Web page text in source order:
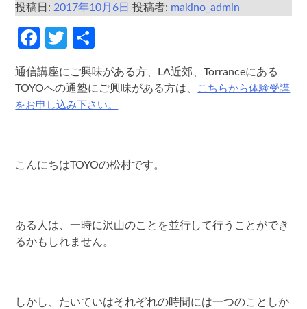
投稿日:2017年10月6日 投稿者: makino_admin
Facebook
Twitter
通信講座にご興味がある方、LA近郊、Torranceにある
TOYOへの通塾にご興味がある方は、
こちらから体験受講
をお申し込み下さい。
こんにちはTOYOの松村です。
ある人は、一時に沢山のことを並行して行うことができ
るかもしれません。
しかし、たいていはそれぞれの時間には一つのことしか